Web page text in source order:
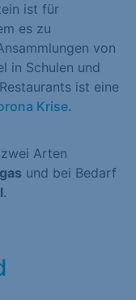
ist für
es zu
von
in Schulen und
ist eine
Krise.
Arten
und bei Bedarf
.